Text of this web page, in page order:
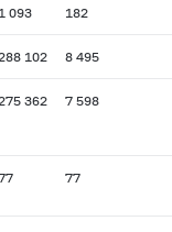
1 093 182
102 8 495
362 7 598
77